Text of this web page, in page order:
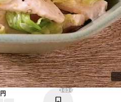
円 3636